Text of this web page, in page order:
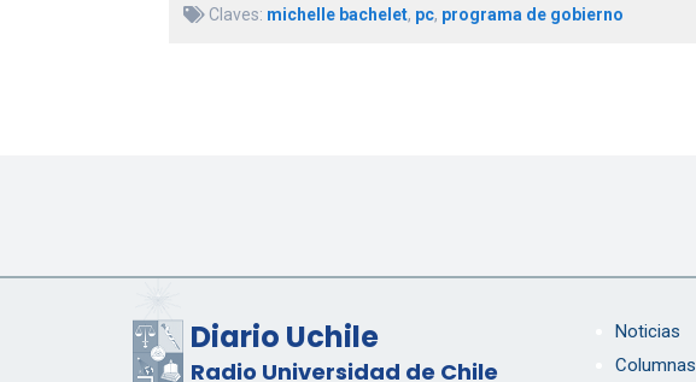
Claves: michelle bachelet, pc, programa de gobierno
Diario Uchile
Radio Universidad de Chile
Noticias
Columnas